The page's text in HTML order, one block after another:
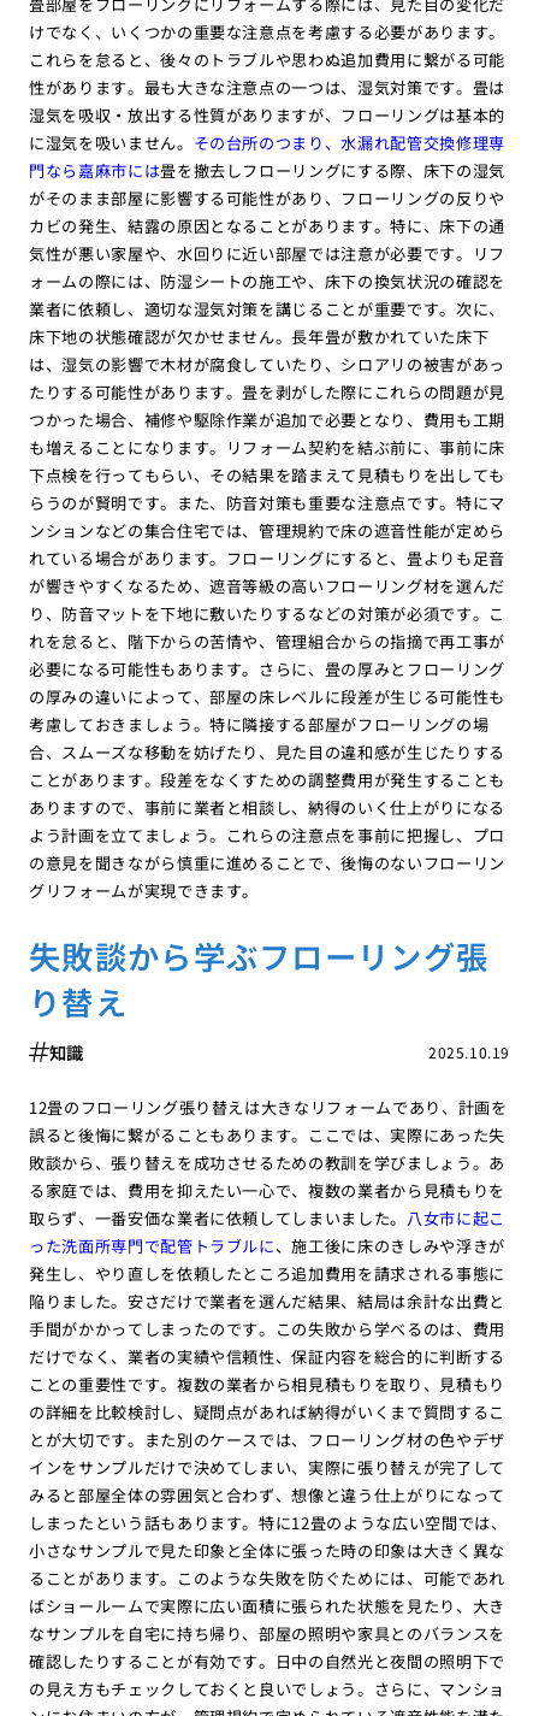
畳部屋をフローリングにリフォームする際には、見た目の変化だ
けでなく、いくつかの重要な注意点を考慮する必要があります。
これらを怠ると、後々のトラブルや思わぬ追加費用に繋がる可能
性があります。最も大きな注意点の一つは、湿気対策です。畳は
湿気を吸収・放出する性質がありますが、フローリングは基本的
に湿気を吸いません。 その台所のつまり、水漏れ配管交換修理専
門なら嘉麻市には畳を撤去しフローリングにする際、床下の湿気
がそのまま部屋に影響する可能性があり、フローリングの反りや
カビの発生、結露の原因となることがあります。特に、床下の通
気性が悪い家屋や、水回りに近い部屋では注意が必要です。リフ
ォームの際には、防湿シートの施工や、床下の換気状況の確認を
業者に依頼し、適切な湿気対策を講じることが重要です。次に、
床下地の状態確認が欠かせません。長年畳が敷かれていた床下
は、湿気の影響で木材が腐食していたり、シロアリの被害があっ
たりする可能性があります。畳を剥がした際にこれらの問題が見
つかった場合、補修や駆除作業が追加で必要となり、費用も工期
も増えることになります。リフォーム契約を結ぶ前に、事前に床
下点検を行ってもらい、その結果を踏まえて見積もりを出しても
らうのが賢明です。また、防音対策も重要な注意点です。特にマ
ンションなどの集合住宅では、管理規約で床の遮音性能が定めら
れている場合があります。フローリングにすると、畳よりも足音
が響きやすくなるため、遮音等級の高いフローリング材を選んだ
り、防音マットを下地に敷いたりするなどの対策が必須です。こ
れを怠ると、階下からの苦情や、管理組合からの指摘で再工事が
必要になる可能性もあります。さらに、畳の厚みとフローリング
の厚みの違いによって、部屋の床レベルに段差が生じる可能性も
考慮しておきましょう。特に隣接する部屋がフローリングの場
合、スムーズな移動を妨げたり、見た目の違和感が生じたりする
ことがあります。段差をなくすための調整費用が発生することも
ありますので、事前に業者と相談し、納得のいく仕上がりになる
よう計画を立てましょう。これらの注意点を事前に把握し、プロ
の意見を聞きながら慎重に進めることで、後悔のないフローリン
グリフォームが実現できます。
失敗談から学ぶフローリング張
り替え
2025.10.19
知識
12畳のフローリング張り替えは大きなリフォームであり、計画を
誤ると後悔に繋がることもあります。ここでは、実際にあった失
敗談から、張り替えを成功させるための教訓を学びましょう。あ
る家庭では、費用を抑えたい一心で、複数の業者から見積もりを
取らず、一番安価な業者に依頼してしまいました。 八女市に起こ
った洗面所専門で配管トラブルに、施工後に床のきしみや浮きが
発生し、やり直しを依頼したところ追加費用を請求される事態に
陥りました。安さだけで業者を選んだ結果、結局は余計な出費と
手間がかかってしまったのです。この失敗から学べるのは、費用
だけでなく、業者の実績や信頼性、保証内容を総合的に判断する
ことの重要性です。複数の業者から相見積もりを取り、見積もり
の詳細を比較検討し、疑問点があれば納得がいくまで質問するこ
とが大切です。また別のケースでは、フローリング材の色やデザ
インをサンプルだけで決めてしまい、実際に張り替えが完了して
みると部屋全体の雰囲気と合わず、想像と違う仕上がりになって
しまったという話もあります。特に12畳のような広い空間では、
小さなサンプルで見た印象と全体に張った時の印象は大きく異な
ることがあります。このような失敗を防ぐためには、可能であれ
ばショールームで実際に広い面積に張られた状態を見たり、大き
なサンプルを自宅に持ち帰り、部屋の照明や家具とのバランスを
確認したりすることが有効です。日中の自然光と夜間の照明下で
の見え方もチェックしておくと良いでしょう。さらに、マンショ